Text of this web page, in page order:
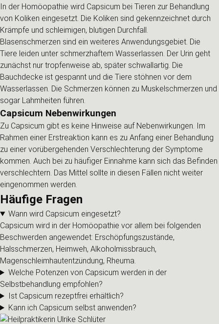
In der Homöopathie wird Capsicum bei Tieren zur Behandlung
von Koliken eingesetzt. Die Koliken sind gekennzeichnet durch
Krämpfe und schleimigen, blutigen Durchfall.
Blasenschmerzen sind ein weiteres Anwendungsgebiet. Die
Tiere leiden unter schmerzhaftem Wasserlassen. Der Urin geht
zunächst nur tropfenweise ab, später schwallartig. Die
Bauchdecke ist gespannt und die Tiere stöhnen vor dem
Wasserlassen. Die Schmerzen können zu Muskelschmerzen und
sogar Lahmheiten führen.
Capsicum Nebenwirkungen
Zu Capsicum gibt es keine Hinweise auf Nebenwirkungen. Im
Rahmen einer Erstreaktion kann es zu Anfang einer Behandlung
zu einer vorübergehenden Verschlechterung der Symptome
kommen. Auch bei zu häufiger Einnahme kann sich das Befinden
verschlechtern. Das Mittel sollte in diesen Fällen nicht weiter
eingenommen werden.
Häufige Fragen
Wann wird Capsicum eingesetzt?
Capsicum wird in der Homöopathie vor allem bei folgenden
Beschwerden angewendet: Erschöpfungszustände,
Halsschmerzen, Heimweh, Alkoholmissbrauch,
Magenschleimhautentzündung, Rheuma.
Welche Potenzen von Capsicum werden in der
Selbstbehandlung empfohlen?
Ist Capsicum rezeptfrei erhältlich?
Kann ich Capsicum selbst anwenden?